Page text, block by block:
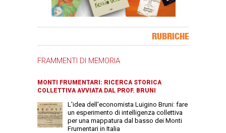
RUBRICHE
FRAMMENTI DI MEMORIA
MONTI FRUMENTARI: RICERCA STORICA
COLLETTIVA AVVIATA DAL PROF. BRUNI
L'idea dell'economista Luigino Bruni: fare
un esperimento di intelligenza collettiva
per una mappatura dal basso dei Monti
Frumentari in Italia